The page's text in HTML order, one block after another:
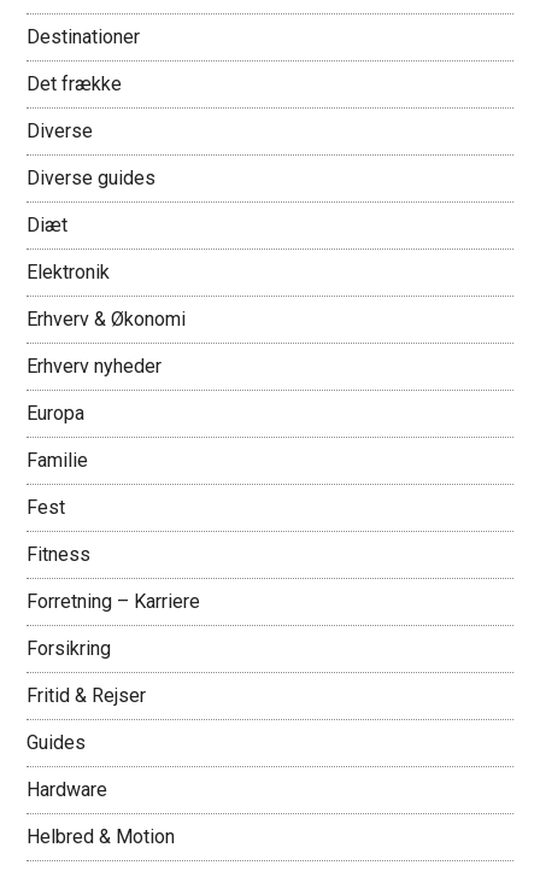
Destinationer
Det frække
Diverse
Diverse guides
Diæt
Elektronik
Erhverv & Økonomi
Erhverv nyheder
Europa
Familie
Fest
Fitness
Forretning – Karriere
Forsikring
Fritid & Rejser
Guides
Hardware
Helbred & Motion